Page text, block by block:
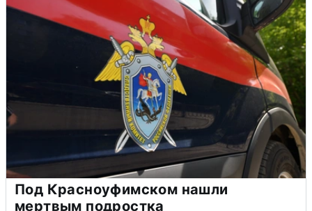
Под Красноуфимском нашли
мертвым подростка